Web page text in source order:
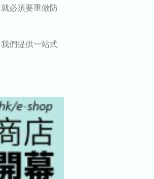
必須要重做防
們提供一站式